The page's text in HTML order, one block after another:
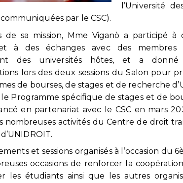
l’Université
par le CSC).
de sa mission, Mme Viganò a participé à
à des échanges avec des membres
des universités hôtes, et a donné
lors des deux sessions du Salon pour
de bourses, de stages et de recherche
le Programme spécifique de stages et de
en partenariat avec le CSC en mars
nombreuses activités du Centre de droit
et sessions organisés à l’occasion du
occasions de renforcer la
les étudiants ainsi que les autres